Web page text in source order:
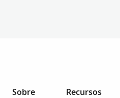
Sobre
Recursos